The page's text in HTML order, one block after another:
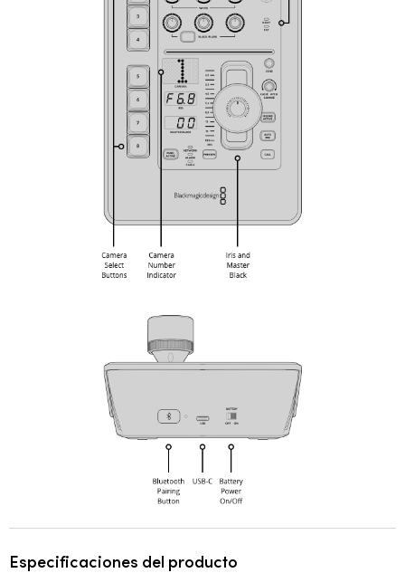
United Kingdom
Especificaciones del producto